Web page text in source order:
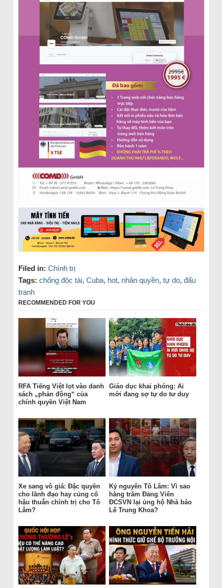
Filed in: Chính trị
Tags: chống độc tài, Cuba, hot, nhân quyền, tự do, đấu
tranh
RECOMMENDED FOR YOU
RFA Tiếng Việt lọt vào danh
sách „phản động“ của
chính quyền Việt Nam
Giáo dục khai phóng: Ai
mới đang sợ tự do tư duy
Xe sang vô giá: Đặc quyền
cho lãnh đạo hay củng cố
hậu thuẫn chính trị cho Tô
Lâm?
Kỷ nguyên Tô Lâm: Vì sao
hàng trăm Đảng Viên
ĐCSVN lại ủng hộ Nhà báo
Lê Trung Khoa?